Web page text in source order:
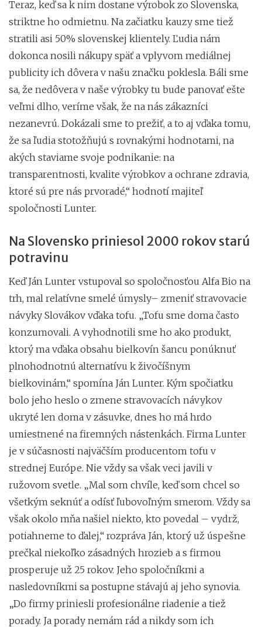
Teraz, keď sa k nim dostane výrobok zo Slovenska,
striktne ho odmietnu. Na začiatku kauzy sme tiež
stratili asi 50% slovenskej klientely. Ľudia nám
dokonca nosili nákupy späť a vplyvom mediálnej
publicity ich dôvera v našu značku poklesla. Báli sme
sa, že nedôvera v naše výrobky tu bude panovať ešte
veľmi dlho, veríme však, že na nás zákazníci
nezanevrú. Dokázali sme to prežiť, a to aj vďaka tomu,
že sa ľudia stotožňujú s rovnakými hodnotami, na
akých staviame svoje podnikanie: na
transparentnosti, kvalite výrobkov a ochrane zdravia,
ktoré sú pre nás prvoradé,“ hodnotí majiteľ
spoločnosti Lunter.
Na Slovensko priniesol 2000 rokov starú
potravinu
Keď Ján Lunter vstupoval so spoločnosťou Alfa Bio na
trh, mal relatívne smelé úmysly– zmeniť stravovacie
návyky Slovákov vďaka tofu. „Tofu sme doma často
konzumovali. A vyhodnotili sme ho ako produkt,
ktorý ma vďaka obsahu bielkovín šancu ponúknuť
plnohodnotnú alternatívu k živočíšnym
bielkovinám,“ spomína Ján Lunter. Kým spočiatku
bolo jeho heslo o zmene stravovacích návykov
ukryté len doma v zásuvke, dnes ho má hrdo
umiestnené na firemných nástenkách. Firma Lunter
je v súčasnosti najväčším producentom tofu v
strednej Európe. Nie vždy sa však veci javili v
ružovom svetle. „Mal som chvíle, keď som chcel so
všetkým seknúť a odísť ľubovoľným smerom. Vždy sa
však okolo mňa našiel niekto, kto povedal – vydrž,
potiahneme to ďalej,“ rozpráva Ján, ktorý už úspešne
prečkal niekoľko zásadných hrozieb a s firmou
prosperuje už 25 rokov. Jeho spoločníkmi a
nasledovníkmi sa postupne stávajú aj jeho synovia.
„Do firmy priniesli profesionálne riadenie a tiež
porady. Ja porady nemám rád a nikdy som ich